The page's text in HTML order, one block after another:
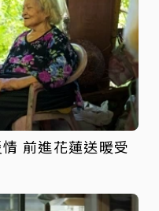
前進花蓮送暖受